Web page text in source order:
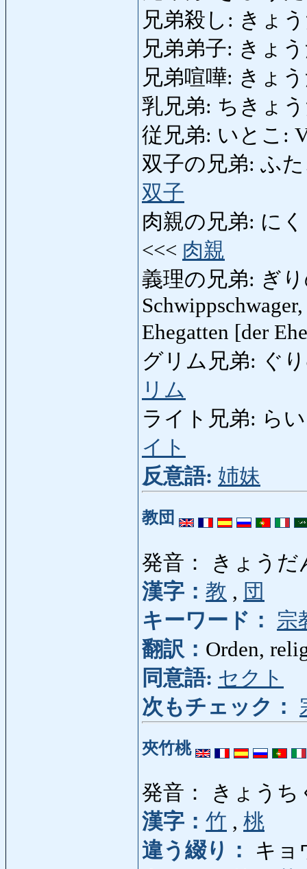
兄弟殺し: きょ
兄弟弟子: きょ
兄弟喧嘩: きょ
乳兄弟: ちきょ
従兄弟: いとこ:
双子の兄弟: ふ
双子
肉親の兄弟: に
<<< 肉親
義理の兄弟: ぎ
Ehegatten [der
グリム兄弟: ぐ
リム
ライト兄弟: ら
イト
反意語: 姉妹
教団
発音： きょうだ
漢字： 教 , 団
キーワード：
宗
翻訳： Orden,
同意語: セクト
次もチェック：
夾竹桃
発音： きょうち
漢字： 竹 , 桃
違う綴り：
キョ